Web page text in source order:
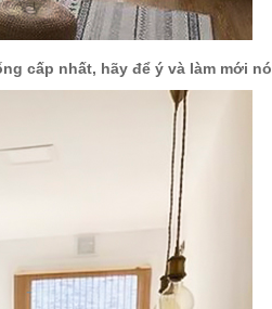
cấp nhất, hãy để ý và làm mới nó